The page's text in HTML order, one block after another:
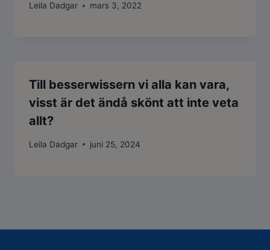
Leila Dadgar mars 3, 2022
Till besserwissern vi alla kan vara,
visst är det ändå skönt att inte veta
allt?
Leila Dadgar juni 25, 2024